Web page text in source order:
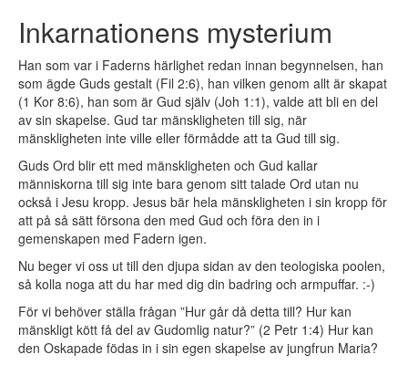
Inkarnationens mysterium
Han som var i Faderns härlighet redan innan begynnelsen, han
som ägde Guds gestalt (Fil 2:6), han vilken genom allt är skapat
(1 Kor 8:6), han som är Gud själv (Joh 1:1), valde att bli en del
av sin skapelse. Gud tar mänskligheten till sig, när
mänskligheten inte ville eller förmådde att ta Gud till sig.
Guds Ord blir ett med mänskligheten och Gud kallar
människorna till sig inte bara genom sitt talade Ord utan nu
också i Jesu kropp. Jesus bär hela mänskligheten i sin kropp för
att på så sätt försona den med Gud och föra den in i
gemenskapen med Fadern igen.
Nu beger vi oss ut till den djupa sidan av den teologiska poolen,
så kolla noga att du har med dig din badring och armpuffar. :-)
För vi behöver ställa frågan ”Hur går då detta till? Hur kan
mänskligt kött få del av Gudomlig natur?” (2 Petr 1:4) Hur kan
den Oskapade födas in i sin egen skapelse av jungfrun Maria?